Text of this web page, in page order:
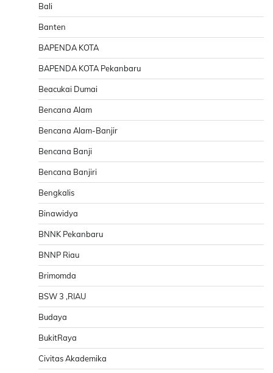
Bali
Banten
BAPENDA KOTA
BAPENDA KOTA Pekanbaru
Beacukai Dumai
Bencana Alam
Bencana Alam-Banjir
Bencana Banji
Bencana Banjiri
Bengkalis
Binawidya
BNNK Pekanbaru
BNNP Riau
Brimomda
BSW 3 ,RIAU
Budaya
BukitRaya
Civitas Akademika